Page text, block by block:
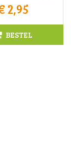
2,95
BESTEL